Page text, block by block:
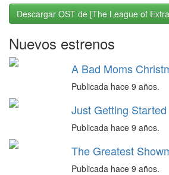
Descargar OST de [The League of
Nuevos estrenos
A Bad Moms
Publicada hace 9 años.
Just Getting Started
Publicada hace 9 años.
The Greatest
Publicada hace 9 años.